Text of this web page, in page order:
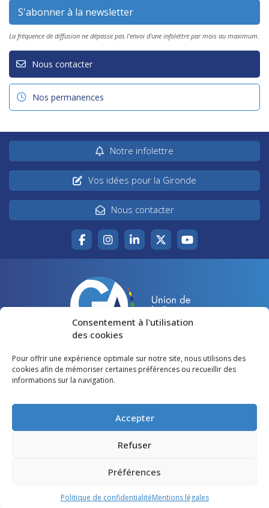
Consentement à l'utilisation
des cookies
Pour offrir une expérience optimale sur notre site, nous utilisons des
cookies afin de mémoriser certaines préférences ou recueillir des
informations sur la navigation.
Accepter
Refuser
Préférences
Politique de confidentialitéMentions légales
La fréquence de diffusion ne dépasse pas l'envoi d'une infolettre par mois au maximum.
Nous contacter
Nos permanences
Notre infolettre
Vos idées pour la Gironde
Nous contacter
Accueil
Votre canton
Lire et voir
Agir pour la Gironde
Restons en contact
©Gironde Avenir- Tous droits réservés
Mentions légales